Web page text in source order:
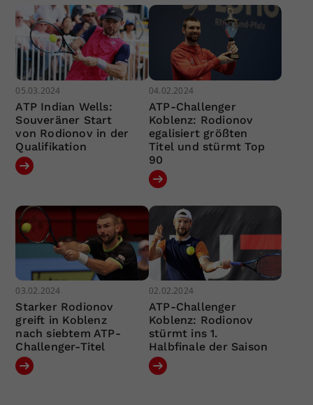
05.03.2024
ATP Indian Wells:
Souveräner Start
von Rodionov in der
Qualifikation
04.02.2024
ATP-Challenger
Koblenz: Rodionov
egalisiert größten
Titel und stürmt Top
90
03.02.2024
Starker Rodionov
greift in Koblenz
nach siebtem ATP-
Challenger-Titel
02.02.2024
ATP-Challenger
Koblenz: Rodionov
stürmt ins 1.
Halbfinale der Saison